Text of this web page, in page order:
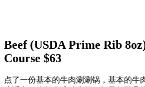
Beef (USDA Prime Rib
Course $63‬
点了一份基本的牛肉涮涮锅，基本的牛